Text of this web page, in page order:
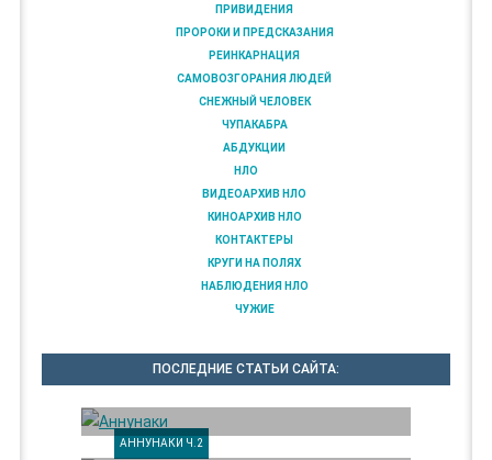
ПРИВИДЕНИЯ
ПРОРОКИ И ПРЕДСКАЗАНИЯ
РЕИНКАРНАЦИЯ
САМОВОЗГОРАНИЯ ЛЮДЕЙ
СНЕЖНЫЙ ЧЕЛОВЕК
ЧУПАКАБРА
АБДУКЦИИ
НЛО
ВИДЕОАРХИВ НЛО
КИНОАРХИВ НЛО
КОНТАКТЕРЫ
КРУГИ НА ПОЛЯХ
НАБЛЮДЕНИЯ НЛО
ЧУЖИЕ
ПОСЛЕДНИЕ СТАТЬИ САЙТА:
АННУНАКИ Ч.2